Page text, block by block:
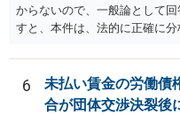
からないので、一般論として
すと、本件は、法的に正確に
しい案件です。労働組合への
更できない労働条件の場合（
意が必要です。この場合、真
6
未払い賃金の労働債
合が団体交渉決裂後